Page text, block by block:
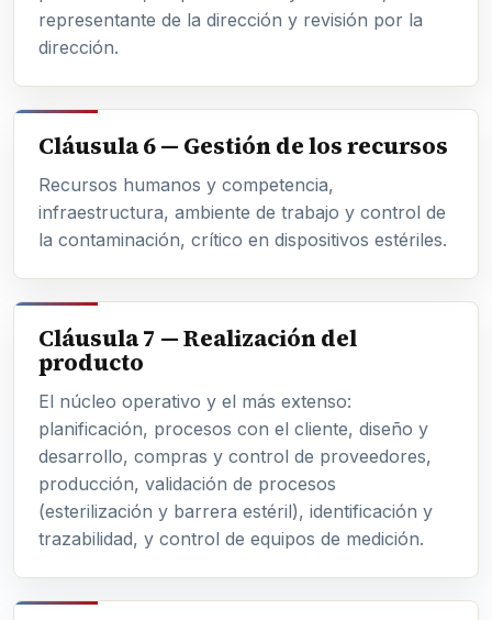
representante de la dirección y revisión por la
dirección.
Cláusula 6 — Gestión de los recursos
Recursos humanos y competencia,
infraestructura, ambiente de trabajo y control de
la contaminación, crítico en dispositivos estériles.
Cláusula 7 — Realización del
producto
El núcleo operativo y el más extenso:
planificación, procesos con el cliente, diseño y
desarrollo, compras y control de proveedores,
producción, validación de procesos
(esterilización y barrera estéril), identificación y
trazabilidad, y control de equipos de medición.